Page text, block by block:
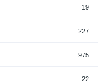
19
227
975
22